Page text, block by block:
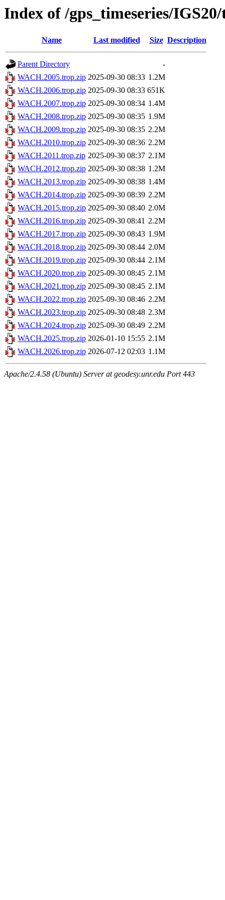
Index of /gps_timeseries/
Name Last modified Size Description
Parent Directory
-
WACH.2005.trop.zip 2025-09-30 08:33 1.2M
WACH.2006.trop.zip 2025-09-30 08:33 651K
WACH.2007.trop.zip 2025-09-30 08:34 1.4M
WACH.2008.trop.zip 2025-09-30 08:35 1.9M
WACH.2009.trop.zip 2025-09-30 08:35 2.2M
WACH.2010.trop.zip 2025-09-30 08:36 2.2M
WACH.2011.trop.zip 2025-09-30 08:37 2.1M
WACH.2012.trop.zip 2025-09-30 08:38 1.2M
WACH.2013.trop.zip 2025-09-30 08:38 1.4M
WACH.2014.trop.zip 2025-09-30 08:39 2.2M
WACH.2015.trop.zip 2025-09-30 08:40 2.0M
WACH.2016.trop.zip 2025-09-30 08:41 2.2M
WACH.2017.trop.zip 2025-09-30 08:43 1.9M
WACH.2018.trop.zip 2025-09-30 08:44 2.0M
WACH.2019.trop.zip 2025-09-30 08:44 2.1M
WACH.2020.trop.zip 2025-09-30 08:45 2.1M
WACH.2021.trop.zip 2025-09-30 08:45 2.1M
WACH.2022.trop.zip 2025-09-30 08:46 2.2M
WACH.2023.trop.zip 2025-09-30 08:48 2.3M
WACH.2024.trop.zip 2025-09-30 08:49 2.2M
WACH.2025.trop.zip 2026-01-10 15:55 2.1M
WACH.2026.trop.zip 2026-07-12 02:03 1.1M
Apache/2.4.58 (Ubuntu) Server at geodesy.unr.edu Port 443